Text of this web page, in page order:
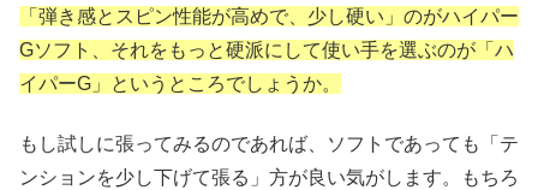
「弾き感とスピン性能が高めで、少し硬い」のがハイパー
Gソフト、それをもっと硬派にして使い手を選ぶのが「ハ
イパーG」というところでしょうか。
もし試しに張ってみるのであれば、ソフトであっても「テ
ンションを少し下げて張る」方が良い気がします。もちろ